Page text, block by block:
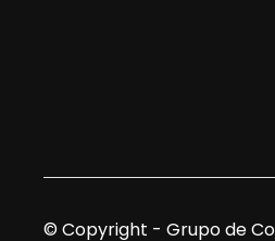
© Copyright - Grupo de